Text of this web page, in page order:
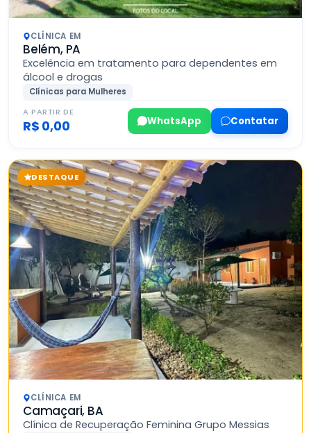
CLÍNICA EM
Belém, PA
Excelência em tratamento para dependentes em
álcool e drogas
Clínicas para Mulheres
A PARTIR DE
R$ 0,00 WhatsApp Contatar
DESTAQUE
CLÍNICA EM
Camaçari, BA
Clínica de Recuperação Feminina Grupo Messias